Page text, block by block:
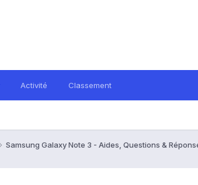
Activité Classement
Samsung Galaxy Note 3 - Aides, Questions &